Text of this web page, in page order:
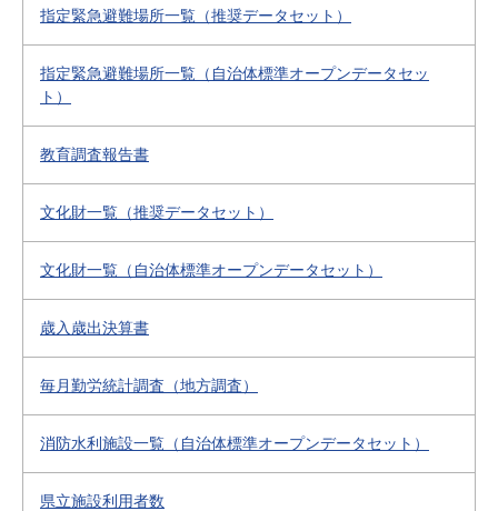
指定緊急避難場所一覧（推奨データセット）
指定緊急避難場所一覧（自治体標準オープンデータセッ
ト）
教育調査報告書
文化財一覧（推奨データセット）
文化財一覧（自治体標準オープンデータセット）
歳入歳出決算書
毎月勤労統計調査（地方調査）
消防水利施設一覧（自治体標準オープンデータセット）
県立施設利用者数